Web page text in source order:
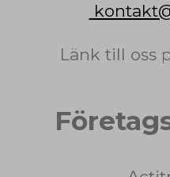
Länk till oss